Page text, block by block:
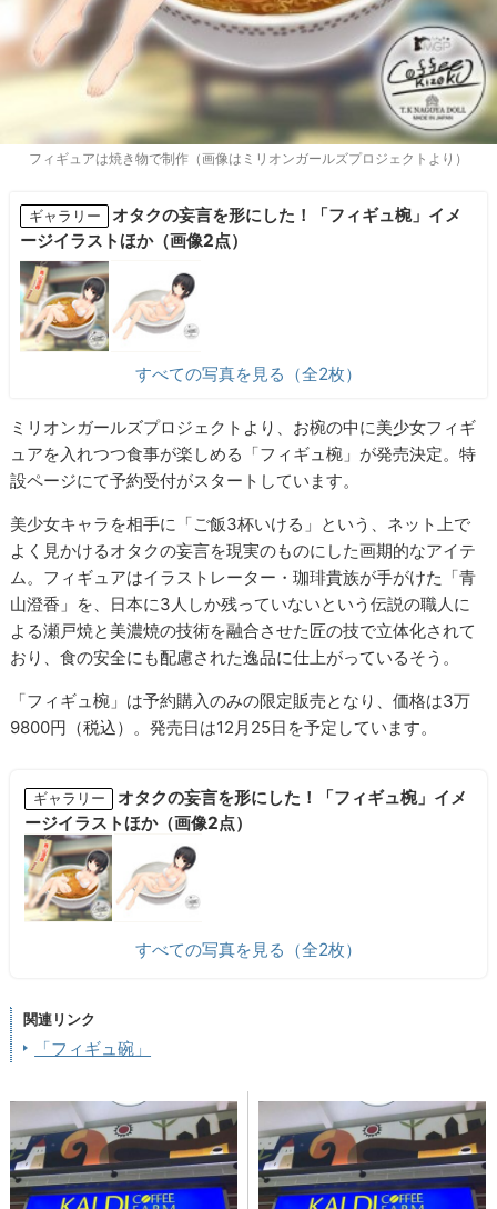
フィギュアは焼き物で制作（画像はミリオンガールズプロジェクトより）
ギャラリー
オタクの妄言を形にした！「フィギュ椀」イメ
ージイラストほか（画像2点）
すべての写真を見る（全2枚）
ミリオンガールズプロジェクトより、お椀の中に美少女フィギ
ュアを入れつつ食事が楽しめる「フィギュ椀」が発売決定。特
設ページにて予約受付がスタートしています。
美少女キャラを相手に「ご飯3杯いける」という、ネット上で
よく見かけるオタクの妄言を現実のものにした画期的なアイテ
ム。フィギュアはイラストレーター・珈琲貴族が手がけた「青
山澄香」を、日本に3人しか残っていないという伝説の職人に
よる瀬戸焼と美濃焼の技術を融合させた匠の技で立体化されて
おり、食の安全にも配慮された逸品に仕上がっているそう。
「フィギュ椀」は予約購入のみの限定販売となり、価格は3万
9800円（税込）。発売日は12月25日を予定しています。
ギャラリー
オタクの妄言を形にした！「フィギュ椀」イメ
ージイラストほか（画像2点）
すべての写真を見る（全2枚）
関連リンク
「フィギュ碗」